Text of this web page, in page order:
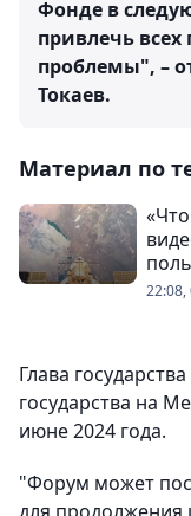
Фонде в
привлечь
проблемы", –
Токаев.
Материал по
Глава
государства на
июне 2024 года.
"Форум может